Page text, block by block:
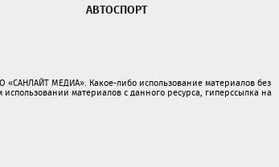
АВТОСПОРТ
МЕДИА». Какое-либо использование материалов без
материалов с данного ресурса, гиперссылка на